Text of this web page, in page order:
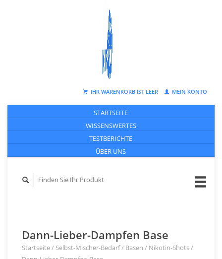
IHR WARENKORB IST LEER MEIN KONTO
STARTSEITE
WISSENSWERTES
TESTBERICHTE
ÜBER UNS
Dann-Lieber-Dampfen Base
Startseite/ Selbst-Mischer-Bedarf/ Basen / Nikotin-Shots/